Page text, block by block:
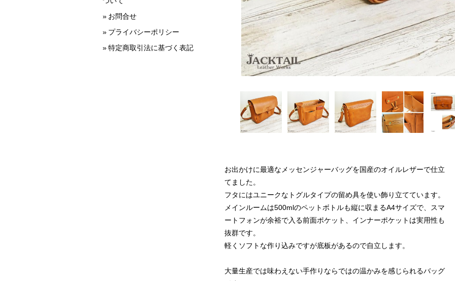
お出かけに最適なメッセンジャーバッグを国産のオイルレザーで仕立
てました。
フタにはユニークなトグルタイプの留め具を使い飾り立てています。
メインルームは500mlのペットボトルも縦に収まるA4サイズで、スマ
ートフォンが余裕で入る前面ポケット、インナーポケットは実用性も
抜群です。
軽くソフトな作り込みですが底板があるので自立します。
大量生産では味わえない手作りならではの温かみを感じられるバッグ
お問合せ
プライバシーポリシー
特定商取引法に基づく表記